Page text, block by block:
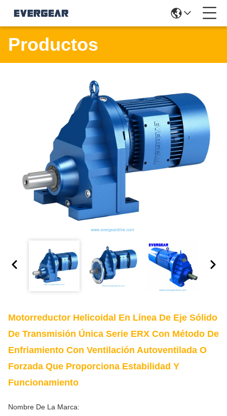
Productos
Motorreductor Helicoidal En Línea De Eje Sólido
De Transmisión Única Serie ERX Con Método De
Enfriamiento Con Ventilación Autoventilada O
Forzada Que Proporciona Estabilidad Y
Funcionamiento
Nombre De La Marca: